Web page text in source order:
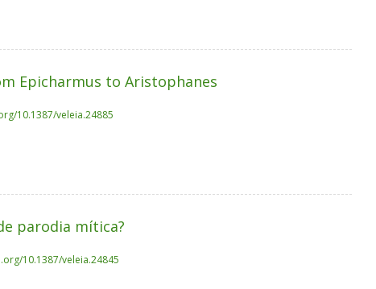
Epicharmus to Aristophanes
10.1387/veleia.24885
parodia mítica?
10.1387/veleia.24845